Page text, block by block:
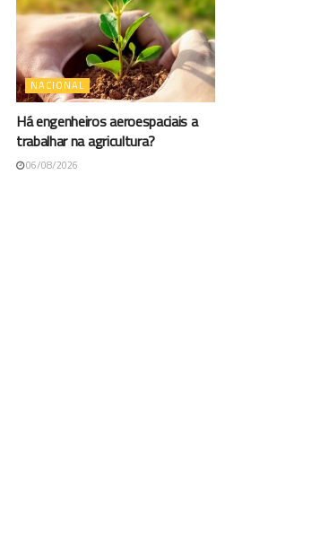
NACIONAL
Há engenheiros aeroespaciais a
trabalhar na agricultura?
06/08/2026